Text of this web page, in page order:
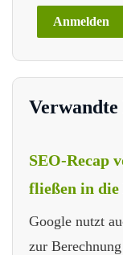
SEO-Recap
fließen in die
Google nutzt
zur